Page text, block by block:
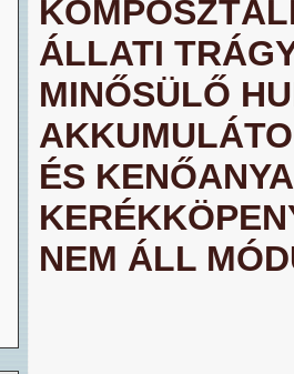
ÁLLATI
MINŐSÜLŐ
ÉS
NEM ÁLL